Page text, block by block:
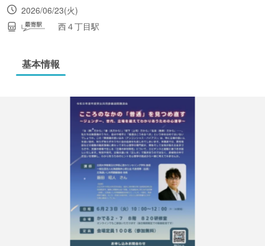
2026/06/23(火)
西４丁目駅
基本情報